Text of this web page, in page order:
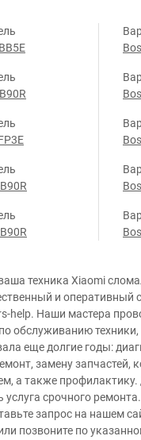
техника Xiaomi
и оперативный
help. Наши мастера
обслуживанию
еще долгие годы:
замену запчастей,
а также
услуга срочного
запрос на нашем
позвоните по